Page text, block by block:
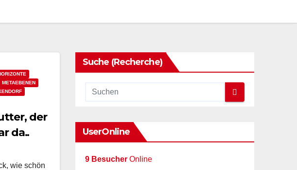
METAEBENEN
der
da..
wie schön
Suche (Recherche)
UserOnline
9 Besucher Online